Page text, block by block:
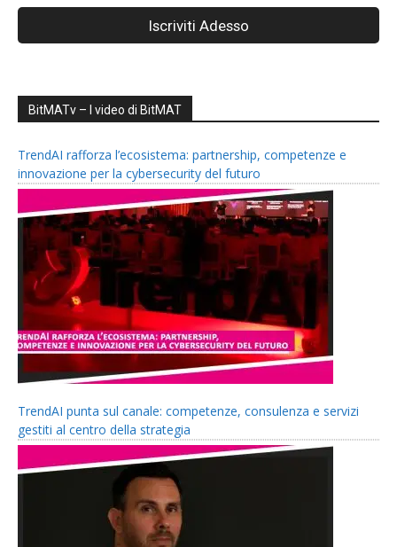
BitMATv – I video di BitMAT
TrendAI rafforza l’ecosistema: partnership, competenze e
innovazione per la cybersecurity del futuro
TrendAI punta sul canale: competenze, consulenza e servizi
gestiti al centro della strategia